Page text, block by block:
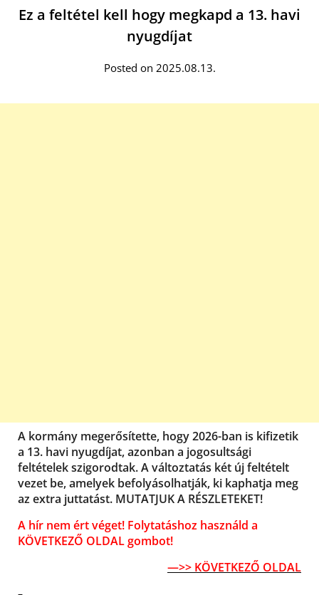
Ez a feltétel kell hogy megkapd a 13. havi
nyugdíjat
Posted on 2025.08.13.
A kormány megerősítette, hogy 2026-ban is kifizetik
a 13. havi nyugdíjat, azonban a jogosultsági
feltételek szigorodtak. A változtatás két új feltételt
vezet be, amelyek befolyásolhatják, ki kaphatja meg
az extra juttatást. MUTATJUK A RÉSZLETEKET!
A hír nem ért véget! Folytatáshoz használd a
KÖVETKEZŐ OLDAL gombot!
—>> KÖVETKEZŐ OLDAL